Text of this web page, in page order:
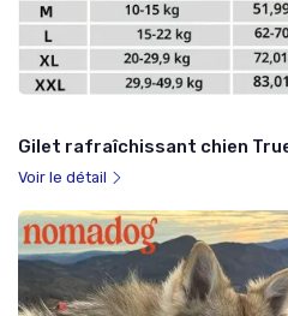
Gilet rafraîchissant chien
Voir le détail